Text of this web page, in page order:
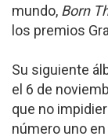
mundo, Born
los premios
Su siguiente
el 6 de
que no
número uno